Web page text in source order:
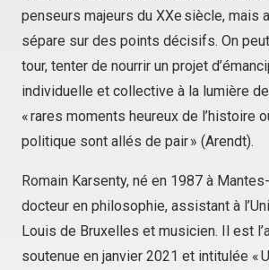
penseurs majeurs du XXe siècle, mais
sépare sur des points décisifs. On
tour, tenter de nourrir un projet
individuelle et collective à la lumière de
« rares moments heureux de l’histoire
politique sont allés de pair » (Arendt).
Romain Karsenty, né en 1987 à
docteur en philosophie, assistant à
Louis de Bruxelles et musicien. Il est
soutenue en janvier 2021 et intitulée «